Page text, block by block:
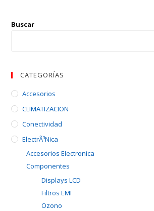
Buscar
CATEGORÍAS
Accesorios
CLIMATIZACION
Conectividad
ElectrÃ³nica
Accesorios Electronica
Componentes
Displays LCD
Filtros EMI
Ozono